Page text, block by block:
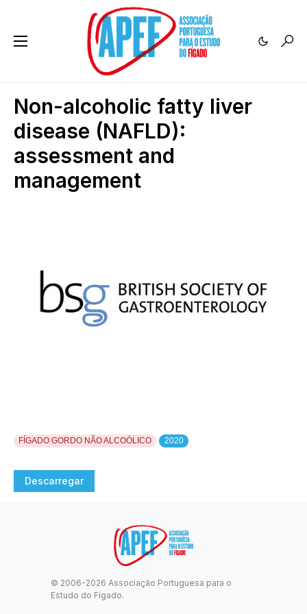
Non-alcoholic fatty liver
disease (NAFLD):
assessment and
management
FÍGADO GORDO NÃO ALCOÓLICO 2020
Descarregar
© 2006-2026 Associação Portuguesa para o
Estudo do Fígado.